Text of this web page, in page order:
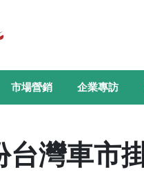
市場營銷 企業專訪
台灣車市